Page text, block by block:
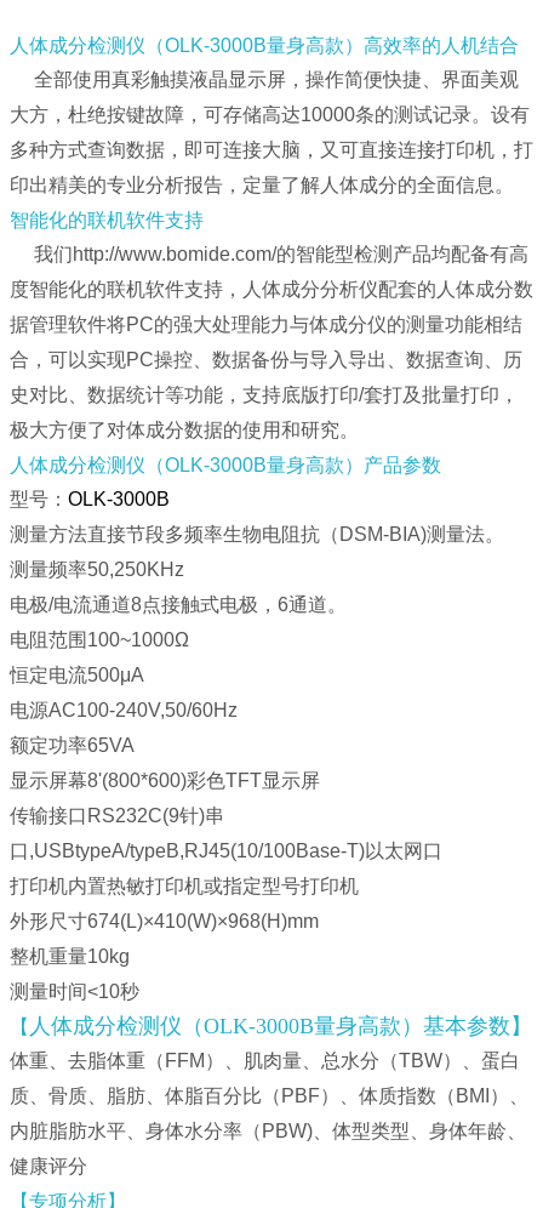
人体成分检测仪（OLK-3000B量身高款）高效率的人机结合
全部使用真彩触摸液晶显示屏，操作简便快捷、界面美观
大方，杜绝按键故障，可存储高达10000条的测试记录。 设有
多种方式查询数据，即可连接大脑，又可直接连接打印机，打
印出精美的专业分析报告，定量了解人体成分的全面信息。
智能化的联机软件支持
我们http://www.bomide.com/的智能型检测产品均配备有高
度智能化的联机软件支持，人体成分分析仪配套的人体成分数
据管理软件将PC的强大处理能力与体成分仪的测量功能相结
合，可以实现PC操控、数据备份与导入导出、数据查询、历
史对比、数据统计等功能，支持底版打印/套打及批量打印，
极大方便了对体成分数据的使用和研究。
人体成分检测仪（OLK-3000B量身高款）产品参数
型号： OLK-3000B
测量方法直接节段多频率生物电阻抗（DSM-BIA)测量法。
测量频率50,250KHz
电极/电流通道8点接触式电极，6通道。
电阻范围100~1000Ω
恒定电流500μA
电源AC100-240V,50/60Hz
额定功率65VA
显示屏幕8'(800*600)彩色TFT显示屏
传输接口RS232C(9针)串
口,USBtypeA/typeB,RJ45(10/100Base-T)以太网口
打印机内置热敏打印机或指定型号打印机
外形尺寸674(L)×410(W)×968(H)mm
整机重量10kg
测量时间<10秒
【 人体成分检测仪（OLK-3000B量身高款）基本参数】
体重、去脂体重（FFM）、肌肉量、总水分（TBW）、蛋白
质、骨质、脂肪、体脂百分比（PBF）、体质指数（BMI）、
内脏脂肪水平、身体水分率（PBW)、体型类型、身体年龄、
健康评分
【专项分析】